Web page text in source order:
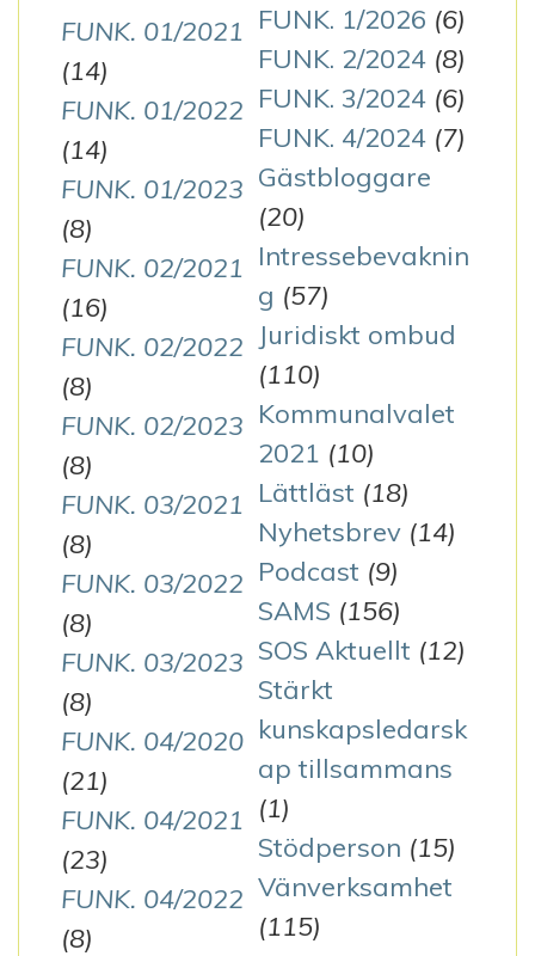
FUNK. 01/2021
(14)
FUNK. 01/2022
(14)
FUNK. 01/2023
(8)
FUNK. 02/2021
(16)
FUNK. 02/2022
(8)
FUNK. 02/2023
(8)
FUNK. 03/2021
(8)
FUNK. 03/2022
(8)
FUNK. 03/2023
(8)
FUNK. 04/2020
(21)
FUNK. 04/2021
(23)
FUNK. 04/2022
(8)
FUNK. 1/2026 (6)
FUNK. 2/2024 (8)
FUNK. 3/2024 (6)
FUNK. 4/2024 (7)
Gästbloggare
(20)
Intressebevaknin
g (57)
Juridiskt ombud
(110)
Kommunalvalet
2021 (10)
Lättläst (18)
Nyhetsbrev (14)
Podcast (9)
SAMS (156)
SOS Aktuellt (12)
Stärkt
kunskapsledarsk
ap tillsammans
(1)
Stödperson (15)
Vänverksamhet
(115)